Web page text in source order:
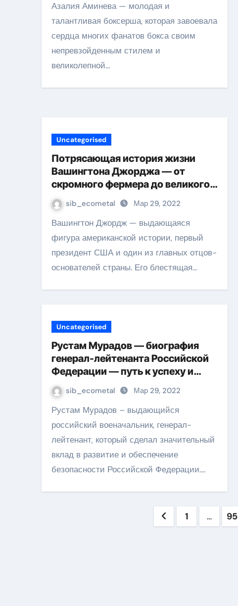
Азалия Аминева — молодая и
талантливая боксерша, которая завоевала
сердца многих фанатов бокса своим
непревзойденным стилем и
великолепной…
Uncategorised
Потрясающая история жизни
Вашингтона Джорджа — от
скромного фермера до великого
президента
sib_ecometal Мар 29, 2022
Вашингтон Джордж — выдающаяся
фигура американской истории, первый
президент США и один из главных отцов-
основателей страны. Его блестящая…
Uncategorised
Рустам Мурадов — биография
генерал-лейтенанта Российской
Федерации — путь к успеху и
служение Родине
sib_ecometal Мар 29, 2022
Рустам Мурадов – выдающийся
российский военачальник, генерал-
лейтенант, который сделал значительный
вклад в развитие и обеспечение
безопасности Российской Федерации.…
Пагинация
1 … 95